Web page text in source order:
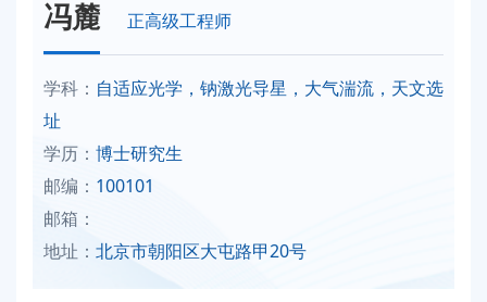
冯麓 正高级工程师
学科： 自适应光学，钠激光导星，大气湍流，天文选
址
学历： 博士研究生
邮编： 100101
邮箱：
地址： 北京市朝阳区大屯路甲20号